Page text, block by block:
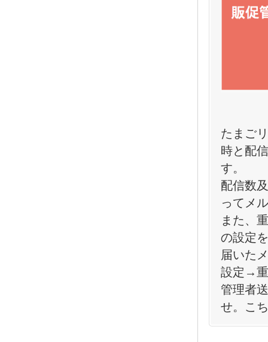
たまご
時と配
す。
配信数
ってメ
また、
の設定
届いた
設定→
管理者
せ。こ